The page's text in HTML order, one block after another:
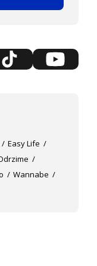
Easy Life
Wannabe